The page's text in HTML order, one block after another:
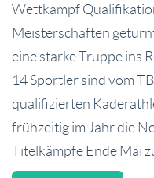
Wettkampf
Meisterschaften
eine starke Truppe ins
14 Sportler sind vom
qualifizierten
frühzeitig im Jahr die
Titelkämpfe Ende Mai